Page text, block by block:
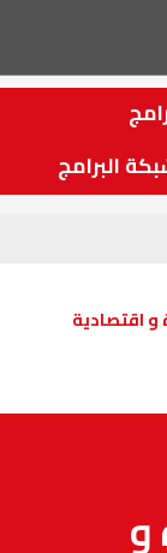
البرامج
و
و اقتصادية
و